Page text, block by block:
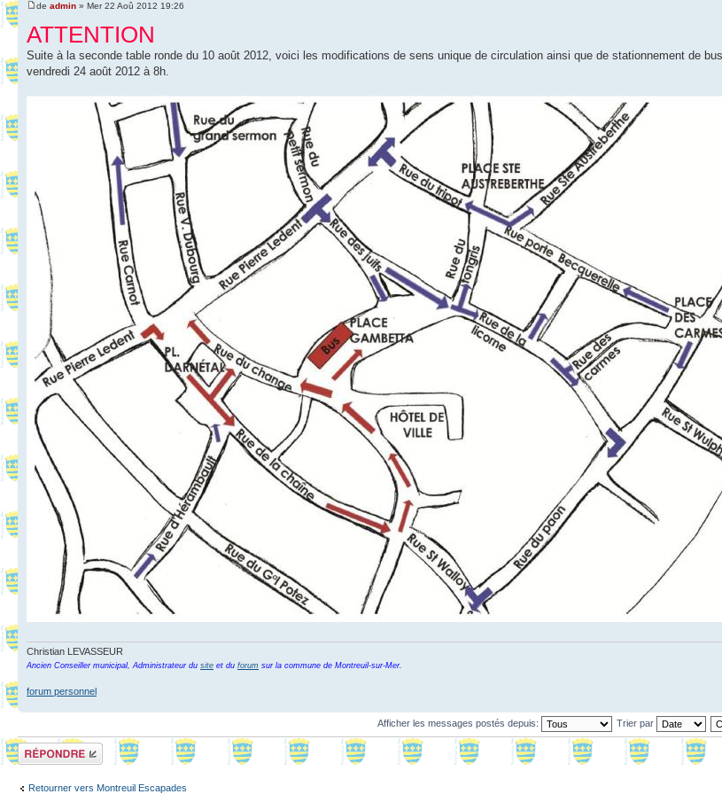
de admin » Mer 22 Aoû 2012 19:26
ATTENTION
Suite à la seconde table ronde du 10 août 2012, voici les modifications de sens unique de circulation ainsi que de stationnement de
vendredi 24 août 2012 à 8h.
Christian LEVASSEUR
Ancien Conseiller municipal, Administrateur du site et du forum sur la commune de Montreuil-sur-Mer.
forum personnel
Afficher les messages postés depuis: Trier par
Répondre
Retourner vers Montreuil Escapades